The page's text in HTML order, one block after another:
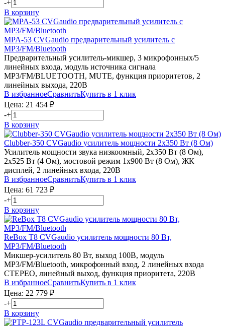
-+
В корзину
MPA-53 CVGaudio предварительный усилитель с
MP3/FM/Bluetooth
Предварительный усилитель-микшер, 3 микрофонных/5
линейных входа, модуль источника сигнала
MP3/FM/BLUETOOTH, MUTE, функция приоритетов, 2
линейных выхода, 220В
В избранноеСравнитьКупить в 1 клик
Цена: 21 454 ₽
-+
В корзину
Clubber-350 CVGaudio усилитель мощности 2х350 Вт (8 Ом)
Усилитель мощности звука низкоомный, 2х350 Вт (8 Ом),
2х525 Вт (4 Ом), мостовой режим 1х900 Вт (8 Ом), ЖК
дисплей, 2 линейных входа, 220В
В избранноеСравнитьКупить в 1 клик
Цена: 61 723 ₽
-+
В корзину
ReBox T8 CVGaudio усилитель мощности 80 Вт,
MP3/FM/Bluetooth
Микшер-усилитель 80 Вт, выход 100В, модуль
MP3/FM/Bluetooth, микрофонный вход, 2 линейных входа
СТЕРЕО, линейный выход, функция приоритета, 220В
В избранноеСравнитьКупить в 1 клик
Цена: 22 779 ₽
-+
В корзину